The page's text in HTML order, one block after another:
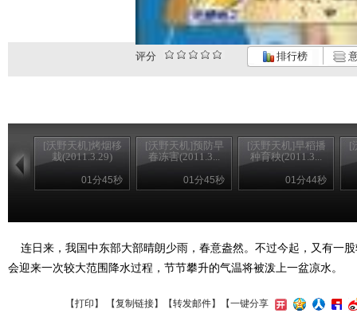
评分 排行榜
[沃野天机]烤烟移
栽(2011.3.29)
01分45秒
[沃野天机]预防早
春冻害(2011.3...
01分45秒
[沃野天机]早稻播
种育秧(2011.3...
01分44秒
[
连日来，我国中东部大部晴朗少雨，春意盎然。不过今起，又有一
会迎来一次较大范围降水过程，节节攀升的气温将被泼上一盆凉水。
【打印 】 【复制链接】【转发邮件】 【一键分享